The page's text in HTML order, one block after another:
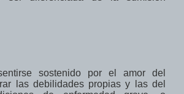
sostenido
por el amor del
las debilidades propias y las del